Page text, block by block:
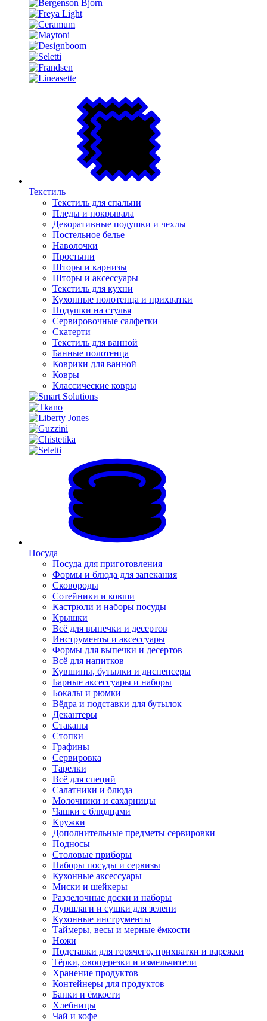
Текстиль
Текстиль для спальни
Пледы и покрывала
Декоративные подушки и чехлы
Постельное белье
Наволочки
Простыни
Шторы и карнизы
Шторы и аксессуары
Текстиль для кухни
Кухонные полотенца и прихватки
Подушки на стулья
Сервировочные салфетки
Скатерти
Текстиль для ванной
Банные полотенца
Коврики для ванной
Ковры
Классические ковры
Посуда
Посуда для приготовления
Формы и блюда для запекания
Сковороды
Сотейники и ковши
Кастрюли и наборы посуды
Крышки
Всё для выпечки и десертов
Инструменты и аксессуары
Формы для выпечки и десертов
Всё для напитков
Кувшины, бутылки и диспенсеры
Барные аксессуары и наборы
Бокалы и рюмки
Вёдра и подставки для бутылок
Декантеры
Стаканы
Стопки
Графины
Сервировка
Тарелки
Всё для специй
Салатники и блюда
Молочники и сахарницы
Чашки с блюдцами
Кружки
Дополнительные предметы сервировки
Подносы
Столовые приборы
Наборы посуды и сервизы
Кухонные аксессуары
Миски и шейкеры
Разделочные доски и наборы
Дуршлаги и сушки для зелени
Кухонные инструменты
Таймеры, весы и мерные ёмкости
Ножи
Подставки для горячего, прихватки и варежки
Тёрки, овощерезки и измельчители
Хранение продуктов
Контейнеры для продуктов
Банки и ёмкости
Хлебницы
Чай и кофе